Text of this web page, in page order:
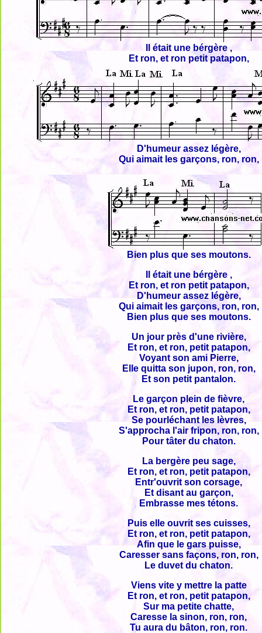
Il était une bérgère ,
Et ron, et ron petit patapon,
D'humeur assez légère,
Qui aimait les garçons, ron, ron,
Bien plus que ses moutons.
Il était une bérgère ,
Et ron, et ron petit patapon,
D'humeur assez légère,
Qui aimait les garçons, ron, ron,
Bien plus que ses moutons.
Un jour près d'une rivière,
Et ron, et ron, petit patapon,
Voyant son ami Pierre,
Elle quitta son jupon, ron, ron,
Et son petit pantalon.
Le garçon plein de fièvre,
Et ron, et ron, petit patapon,
Se pourléchant les lèvres,
S'approcha l'air fripon, ron, ron,
Pour tâter du chaton.
La bergère peu sage,
Et ron, et ron, petit patapon,
Entr'ouvrit son corsage,
Et disant au garçon,
Embrasse mes tétons.
Puis elle ouvrit ses cuisses,
Et ron, et ron, petit patapon,
Afin que le gars puisse,
Caresser sans façons, ron, ron,
Le duvet du chaton.
Viens vite y mettre la patte
Et ron, et ron, petit patapon,
Sur ma petite chatte,
Caresse la sinon, ron, ron,
Tu aura du bâton, ron, ron.